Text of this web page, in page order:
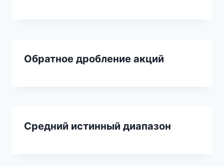
Обратное дробление акций
Средний истинный диапазон